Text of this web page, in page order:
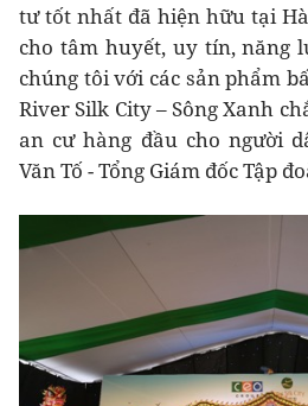
tư tốt nhất đã hiện hữu tại
cho tâm huyết, uy tín, năng
chúng tôi với các sản phẩm
River Silk City – Sông Xanh
an cư hàng đầu cho người
Văn Tố - Tổng Giám đốc Tập